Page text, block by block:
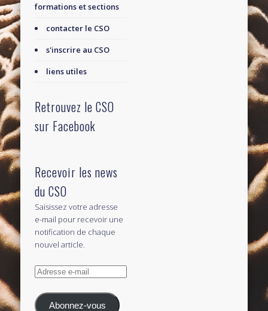
formations et sections
contacter le CSO
s'inscrire au CSO
liens utiles
Retrouvez le CSO
sur Facebook
Recevoir les news
du CSO
Saisissez votre adresse
e-mail pour recevoir une
notification de chaque
nouvel article.
Adresse
mail
Abonnez-vous